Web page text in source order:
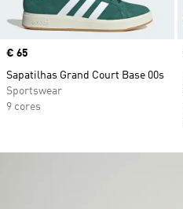
Price
€ 65
Sapatilhas Grand Court Base 00s
Sportswear
9 cores